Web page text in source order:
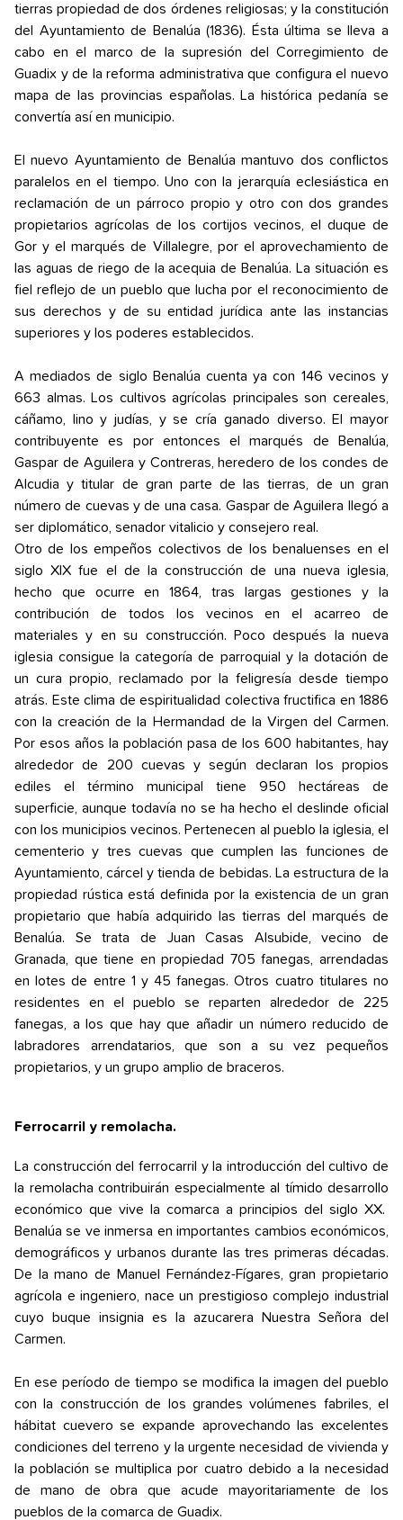
tierras propiedad de dos órdenes religiosas; y la constitución
del Ayuntamiento de Benalúa (1836). Ésta última se lleva a
cabo en el marco de la supresión del Corregimiento de
Guadix y de la reforma administrativa que configura el nuevo
mapa de las provincias españolas. La histórica pedanía se
convertía así en municipio.
El nuevo Ayuntamiento de Benalúa mantuvo dos conflictos
paralelos en el tiempo. Uno con la jerarquía eclesiástica en
reclamación de un párroco propio y otro con dos grandes
propietarios agrícolas de los cortijos vecinos, el duque de
Gor y el marqués de Villalegre, por el aprovechamiento de
las aguas de riego de la acequia de Benalúa. La situación es
fiel reflejo de un pueblo que lucha por el reconocimiento de
sus derechos y de su entidad jurídica ante las instancias
superiores y los poderes establecidos.
A mediados de siglo Benalúa cuenta ya con 146 vecinos y
663 almas. Los cultivos agrícolas principales son cereales,
cáñamo, lino y judías, y se cría ganado diverso. El mayor
contribuyente es por entonces el marqués de Benalúa,
Gaspar de Aguilera y Contreras, heredero de los condes de
Alcudia y titular de gran parte de las tierras, de un gran
número de cuevas y de una casa. Gaspar de Aguilera llegó a
ser diplomático, senador vitalicio y consejero real.
Otro de los empeños colectivos de los benaluenses en el
siglo XIX fue el de la construcción de una nueva iglesia,
hecho que ocurre en 1864, tras largas gestiones y la
contribución de todos los vecinos en el acarreo de
materiales y en su construcción. Poco después la nueva
iglesia consigue la categoría de parroquial y la dotación de
un cura propio, reclamado por la feligresía desde tiempo
atrás. Este clima de espiritualidad colectiva fructifica en 1886
con la creación de la Hermandad de la Virgen del Carmen.
Por esos años la población pasa de los 600 habitantes, hay
alrededor de 200 cuevas y según declaran los propios
ediles el término municipal tiene 950 hectáreas de
superficie, aunque todavía no se ha hecho el deslinde oficial
con los municipios vecinos. Pertenecen al pueblo la iglesia, el
cementerio y tres cuevas que cumplen las funciones de
Ayuntamiento, cárcel y tienda de bebidas. La estructura de la
propiedad rústica está definida por la existencia de un gran
propietario que había adquirido las tierras del marqués de
Benalúa. Se trata de Juan Casas Alsubide, vecino de
Granada, que tiene en propiedad 705 fanegas, arrendadas
en lotes de entre 1 y 45 fanegas. Otros cuatro titulares no
residentes en el pueblo se reparten alrededor de 225
fanegas, a los que hay que añadir un número reducido de
labradores arrendatarios, que son a su vez pequeños
propietarios, y un grupo amplio de braceros.
Ferrocarril y remolacha.
La construcción del ferrocarril y la introducción del cultivo de
la remolacha contribuirán especialmente al tímido desarrollo
económico que vive la comarca a principios del siglo XX.
Benalúa se ve inmersa en importantes cambios económicos,
demográficos y urbanos durante las tres primeras décadas.
De la mano de Manuel Fernández-Fígares, gran propietario
agrícola e ingeniero, nace un prestigioso complejo industrial
cuyo buque insignia es la azucarera Nuestra Señora del
Carmen.
En ese período de tiempo se modifica la imagen del pueblo
con la construcción de los grandes volúmenes fabriles, el
hábitat cuevero se expande aprovechando las excelentes
condiciones del terreno y la urgente necesidad de vivienda y
la población se multiplica por cuatro debido a la necesidad
de mano de obra que acude mayoritariamente de los
pueblos de la comarca de Guadix.